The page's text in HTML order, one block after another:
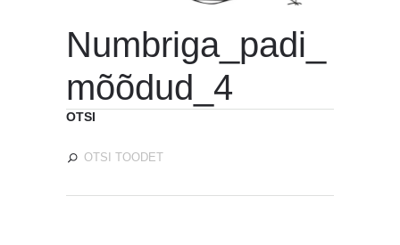
Numbriga_padi_
mõõdud_4
OTSI